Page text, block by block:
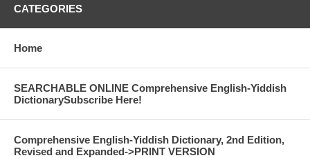
CATEGORIES
Home
SEARCHABLE ONLINE Comprehensive English-Yiddish
DictionarySubscribe Here!
Comprehensive English-Yiddish Dictionary, 2nd Edition,
Revised and Expanded->PRINT VERSION